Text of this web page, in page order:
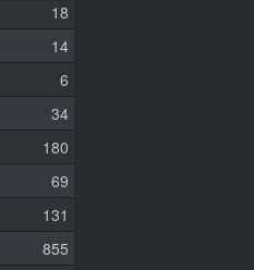
18
14
6
34
180
69
131
855